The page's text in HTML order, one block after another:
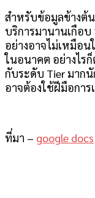
สำหรับข้อมูลข้างต้
บริการมานานเกือบ
อย่างอาจไม่เหมือน
ในอนาคต อย่างไร
กับระดับ Tier มาก
อาจต้องใช้ฝีมือการ
ที่มา – google docs